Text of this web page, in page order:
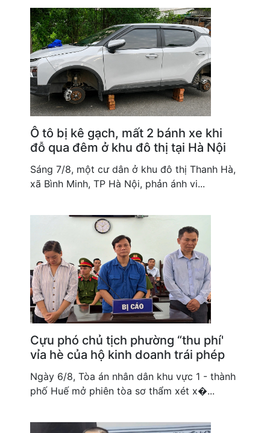
Ô tô bị kê gạch, mất 2 bánh xe khi
đỗ qua đêm ở khu đô thị tại Hà Nội
Sáng 7/8, một cư dân ở khu đô thị Thanh Hà,
xã Bình Minh, TP Hà Nội, phản ánh vi...
Cựu phó chủ tịch phường “thu phí'
vỉa hè của hộ kinh doanh trái phép
Ngày 6/8, Tòa án nhân dân khu vực 1 - thành
phố Huế mở phiên tòa sơ thẩm xét x�...